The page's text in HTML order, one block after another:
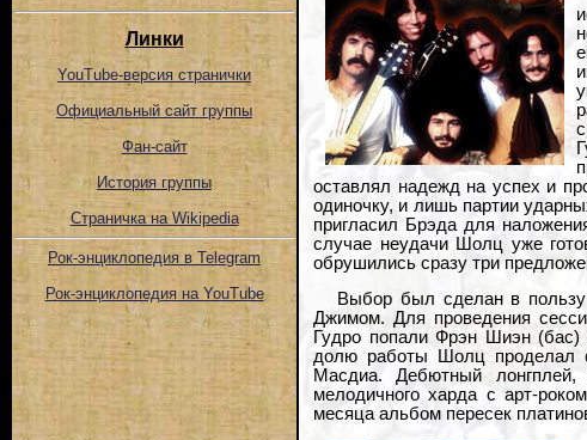
Линки
YouTube-версия странички
Официальный сайт группы
Фан-сайт
История группы
Страничка на Wikipedia
Рок-энциклопедия в Telegram
Рок-энциклопедия на YouTube
оставлял надежд на успех и
одиночку, и лишь партии
пригласил Брэда для
случае неудачи Шолц уже
обрушились сразу три
Выбор был сделан в
Джимом. Для проведения
Гудро попали Фрэн Шиэн
долю работы Шолц проделал
Масдиа. Дебютный
мелодичного харда с арт-
месяца альбом пересек